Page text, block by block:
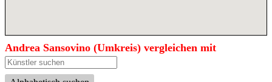
Andrea Sansovino (Umkreis) vergleichen mit